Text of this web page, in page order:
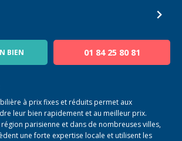
BIEN 01 84 25 80 81
à prix fixes et réduits permet aux
leur bien rapidement et au meilleur prix.
parisienne et dans de nombreuses villes,
une forte expertise locale et utilisent les